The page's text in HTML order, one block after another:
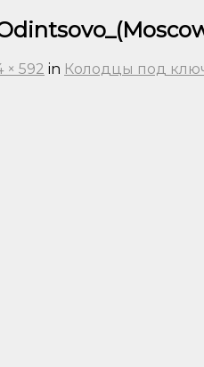
× 592 in Колодцы под